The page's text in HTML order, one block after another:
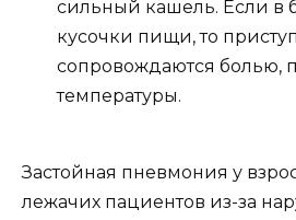
сильный кашель. Если в
кусочки пищи, то
сопровождаются болью,
температуры.
Застойная пневмония у
лежачих пациентов из-за